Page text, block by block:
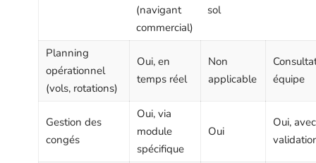
(navigant
commercial)
sol
Planning
opérationnel
(vols, rotations)
Oui, en
temps réel
Non
applicable
équipe
Gestion des
congés
Oui, via
module
spécifique
Oui
Oui, avec